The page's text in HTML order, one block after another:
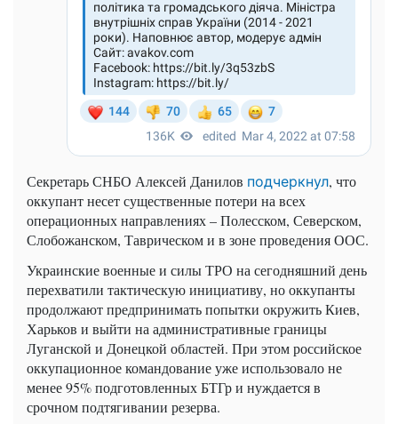
Секретарь СНБО Алексей Данилов подчеркнул, что
оккупант несет существенные потери на всех
операционных направлениях – Полесском, Северском,
Слобожанском, Таврическом и в зоне проведения ООС.
Украинские военные и силы ТРО на сегодняшний день
перехватили тактическую инициативу, но оккупанты
продолжают предпринимать попытки окружить Киев,
Харьков и выйти на административные границы
Луганской и Донецкой областей. При этом российское
оккупационное командование уже использовало не
менее 95% подготовленных БТГр и нуждается в
срочном подтягивании резерва.